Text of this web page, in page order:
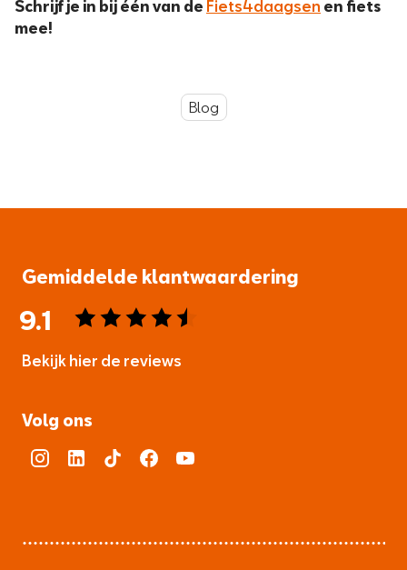
Schrijf je in bij één van de Fiets4daagsen en fiets
mee!
Blog
Gemiddelde klantwaardering
9.1
Bekijk hier de reviews
van
sterren
Volg ons